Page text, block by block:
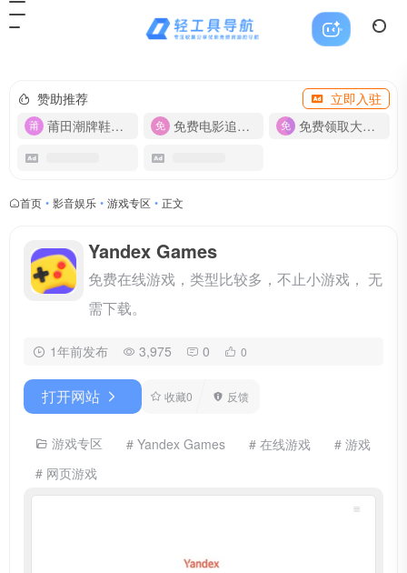
赞助推荐
立即入驻
莆田潮牌鞋服-货源
免费电影追剧APP 免费领取大流量卡【500G】
首页 • 影音娱乐 • 游戏专区 • 正文
Yandex Games
免费在线游戏，类型比较多，不止小游戏， 无
需下载。
1年前发布 3,975 0 0
打开网站 收藏0 反馈
游戏专区 # Yandex Games # 在线游戏
# 游戏
# 网页游戏